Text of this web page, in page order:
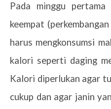
Pada minggu pertama
keempat
harus mengkonsumsi
kalori seperti daging
Kalori diperlukan agar
cukup dan agar janin